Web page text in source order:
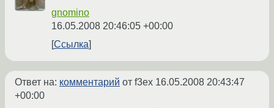
gnomino
16.05.2008 20:46:05 +00:00
Ссылка
Ответ на: комментарий от f3ex 16.05.2008 20:43:47
+00:00